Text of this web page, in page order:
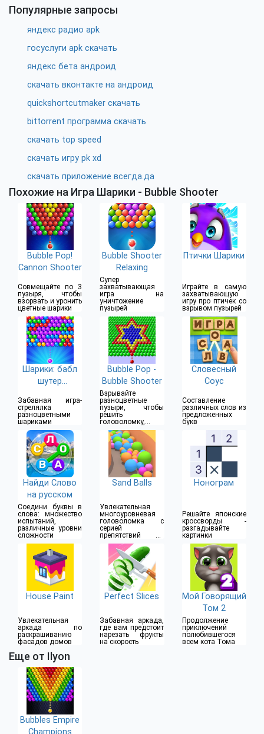
Популярные запросы
яндекс радио apk
госуслуги apk скачать
яндекс бета андроид
скачать вконтакте на андроид
quickshortcutmaker скачать
bittorrent программа скачать
скачать top speed
скачать игру pk xd
скачать приложение всегда.да
Похожие на Игра Шарики - Bubble Shooter
Bubble Pop!
Cannon Shooter
Совмещайте по 3
пузыря, чтобы
взорвать и уронить
цветные шарики
Bubble Shooter
Relaxing
Супер
захватывающая
игра на
уничтожение
пузырей
Птички Шарики
Играйте в самую
захватывающую
игру про птичек со
взрывом пузырей
Шарики: бабл
шутер
Забавная игра-
стрелялка
разноцветными
шариками
Bubble Pop -
Bubble Shooter
Взрывайте
разноцветные
пузыри, чтобы
решить
головоломку,
пройти уровень и
получить награду
Словесный
Соус
Составление
различных слов из
предложенных
букв
Найди Слово
на русском
Соедини буквы в
слова: множество
испытаний,
различные уровни
сложности
Sand Balls
Увлекательная
многоуровневая
головоломка с
серией
препятствий на
пути
Нонограм
Решайте японские
кроссворды -
разгадывайте
картинки
House Paint
Увлекательная
аркада по
раскрашиванию
фасадов домов
Perfect Slices
Забавная аркада,
где вам предстоит
нарезать фрукты
на скорость
Мой Говорящий
Том 2
Продолжение
приключений
полюбившегося
всем кота Тома
Еще от Ilyon
Bubbles Empire
Champions